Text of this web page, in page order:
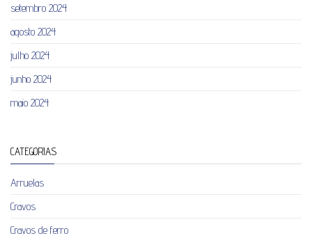
setembro 2024
agosto 2024
julho 2024
junho 2024
maio 2024
CATEGORIAS
Arruelas
Cravos
Cravos de ferro